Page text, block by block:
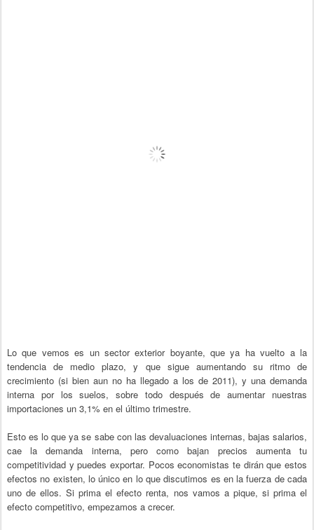
Lo que vemos es un sector exterior boyante, que ya ha vuelto a la
tendencia de medio plazo, y que sigue aumentando su ritmo de
crecimiento (si bien aun no ha llegado a los de 2011), y una demanda
interna por los suelos, sobre todo después de aumentar nuestras
importaciones un 3,1% en el último trimestre.
Esto es lo que ya se sabe con las devaluaciones internas, bajas salarios,
cae la demanda interna, pero como bajan precios aumenta tu
competitividad y puedes exportar. Pocos economistas te dirán que estos
efectos no existen, lo único en lo que discutimos es en la fuerza de cada
uno de ellos. Si prima el efecto renta, nos vamos a pique, si prima el
efecto competitivo, empezamos a crecer.